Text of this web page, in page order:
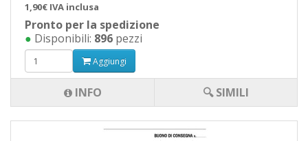
1,90€ IVA inclusa
Pronto per la spedizione
● Disponibili: 896 pezzi
Aggiungi
INFO 🔍 SIMILI